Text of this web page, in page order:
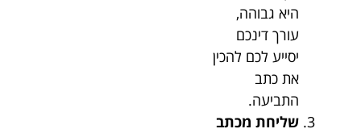
היא גבוהה,
עורך דינכם
יסייע לכם להכין
את כתב
התביעה.
שליחת מכתב